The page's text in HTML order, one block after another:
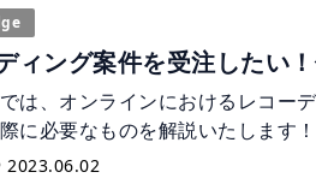
ィング案件を受注したい
は、オンラインにおけるレコー
に必要なものを解説いたします
もちょこっとご紹介。ぜひご参考
2023.06.02